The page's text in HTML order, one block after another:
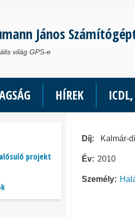
János
világ GPS-e
HÍREK
Díj Kalmár-
Év 2010
Személy
projekt